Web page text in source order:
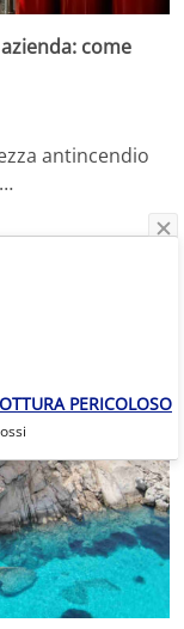
come
antincendio
PERICOLOSO